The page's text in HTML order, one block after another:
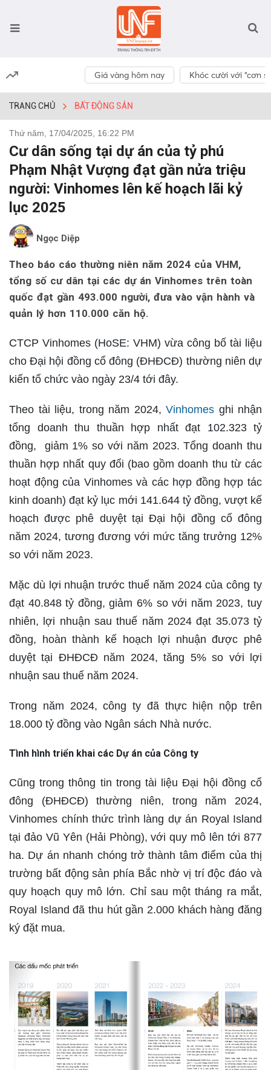
Giá vàng hôm nay Khóc cười với “cơn
TRANG CHỦ BẤT ĐỘNG SẢN
Thứ năm, 17/04/2025, 16:22 PM
Cư dân sống tại dự án của tỷ phú
Phạm Nhật Vượng đạt gần nửa triệu
người: Vinhomes lên kế hoạch lãi kỷ
lục 2025
Ngọc Diệp
Theo báo cáo thường niên năm 2024 của VHM,
tổng số cư dân tại các dự án Vinhomes trên toàn
quốc đạt gần 493.000 người, đưa vào vận hành và
quản lý hơn 110.000 căn hộ.
CTCP Vinhomes (HoSE: VHM) vừa công bố tài liệu
cho Đại hội đồng cổ đông (ĐHĐCĐ) thường niên dự
kiến tổ chức vào ngày 23/4 tới đây.
Theo tài liệu, trong năm 2024, Vinhomes ghi nhận
tổng doanh thu thuần hợp nhất đạt 102.323 tỷ
đồng, giảm 1% so với năm 2023. Tổng doanh thu
thuần hợp nhất quy đổi (bao gồm doanh thu từ các
hoạt động của Vinhomes và các hợp đồng hợp tác
kinh doanh) đạt kỷ lục mới 141.644 tỷ đồng, vượt kế
hoạch được phê duyệt tại Đại hội đồng cổ đông
năm 2024, tương đương với mức tăng trưởng 12%
so với năm 2023.
Mặc dù lợi nhuận trước thuế năm 2024 của công ty
đạt 40.848 tỷ đồng, giảm 6% so với năm 2023, tuy
nhiên, lợi nhuận sau thuế năm 2024 đạt 35.073 tỷ
đồng, hoàn thành kế hoạch lợi nhuận được phê
duyệt tại ĐHĐCĐ năm 2024, tăng 5% so với lợi
nhuận sau thuế năm 2024.
Trong năm 2024, công ty đã thực hiện nộp trên
18.000 tỷ đồng vào Ngân sách Nhà nước.
Tình hình triển khai các Dự án của Công ty
Cũng trong thông tin trong tài liệu Đại hội đồng cổ
đông (ĐHĐCĐ) thường niên, trong năm 2024,
Vinhomes chính thức trình làng dự án Royal Island
tại đảo Vũ Yên (Hải Phòng), với quy mô lên tới 877
ha. Dự án nhanh chóng trở thành tâm điểm của thị
trường bất động sản phía Bắc nhờ vị trí độc đáo và
quy hoạch quy mô lớn. Chỉ sau một tháng ra mắt,
Royal Island đã thu hút gần 2.000 khách hàng đăng
ký đặt mua.